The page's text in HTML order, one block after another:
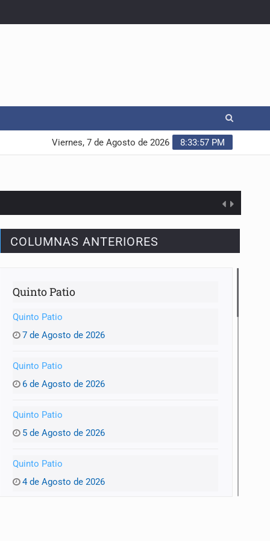
8:33:57 PM
Viernes, 7 de Agosto de 2026
COLUMNAS ANTERIORES
Quinto Patio
Quinto Patio
7 de Agosto de 2026
Quinto Patio
6 de Agosto de 2026
Quinto Patio
5 de Agosto de 2026
Quinto Patio
4 de Agosto de 2026